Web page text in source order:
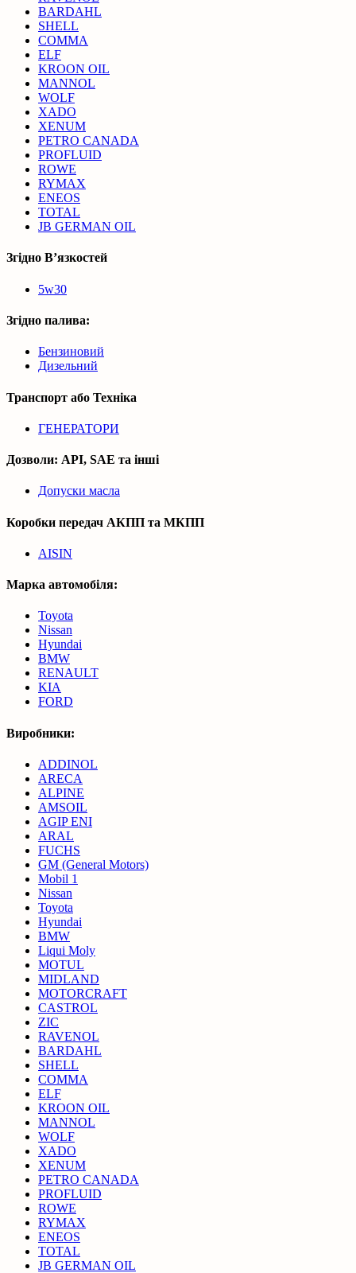
BARDAHL
SHELL
COMMA
ELF
KROON OIL
MANNOL
WOLF
XADO
XENUM
PETRO CANADA
PROFLUID
ROWE
RYMAX
ENEOS
TOTAL
JB GERMAN OIL
Згідно В’язкостей
5w30
Згідно палива:
Бензиновий
Дизельний
Транспорт або Техніка
ГЕНЕРАТОРИ
Дозволи: API, SAE та інші
Допуски масла
Коробки передач АКПП та МКПП
AISIN
Марка автомобіля:
Toyota
Nissan
Hyundai
BMW
RENAULT
KIA
FORD
Виробники:
ADDINOL
ARECA
ALPINE
AMSOIL
AGIP ENI
ARAL
FUCHS
GM (General Motors)
Mobil 1
Nissan
Toyota
Hyundai
BMW
Liqui Moly
MOTUL
MIDLAND
MOTORCRAFT
CASTROL
ZIC
RAVENOL
BARDAHL
SHELL
COMMA
ELF
KROON OIL
MANNOL
WOLF
XADO
XENUM
PETRO CANADA
PROFLUID
ROWE
RYMAX
ENEOS
TOTAL
JB GERMAN OIL